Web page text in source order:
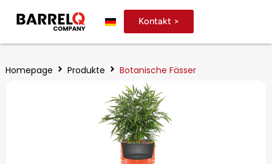
Kontakt >
Homepage Produkte Botanische Fässer